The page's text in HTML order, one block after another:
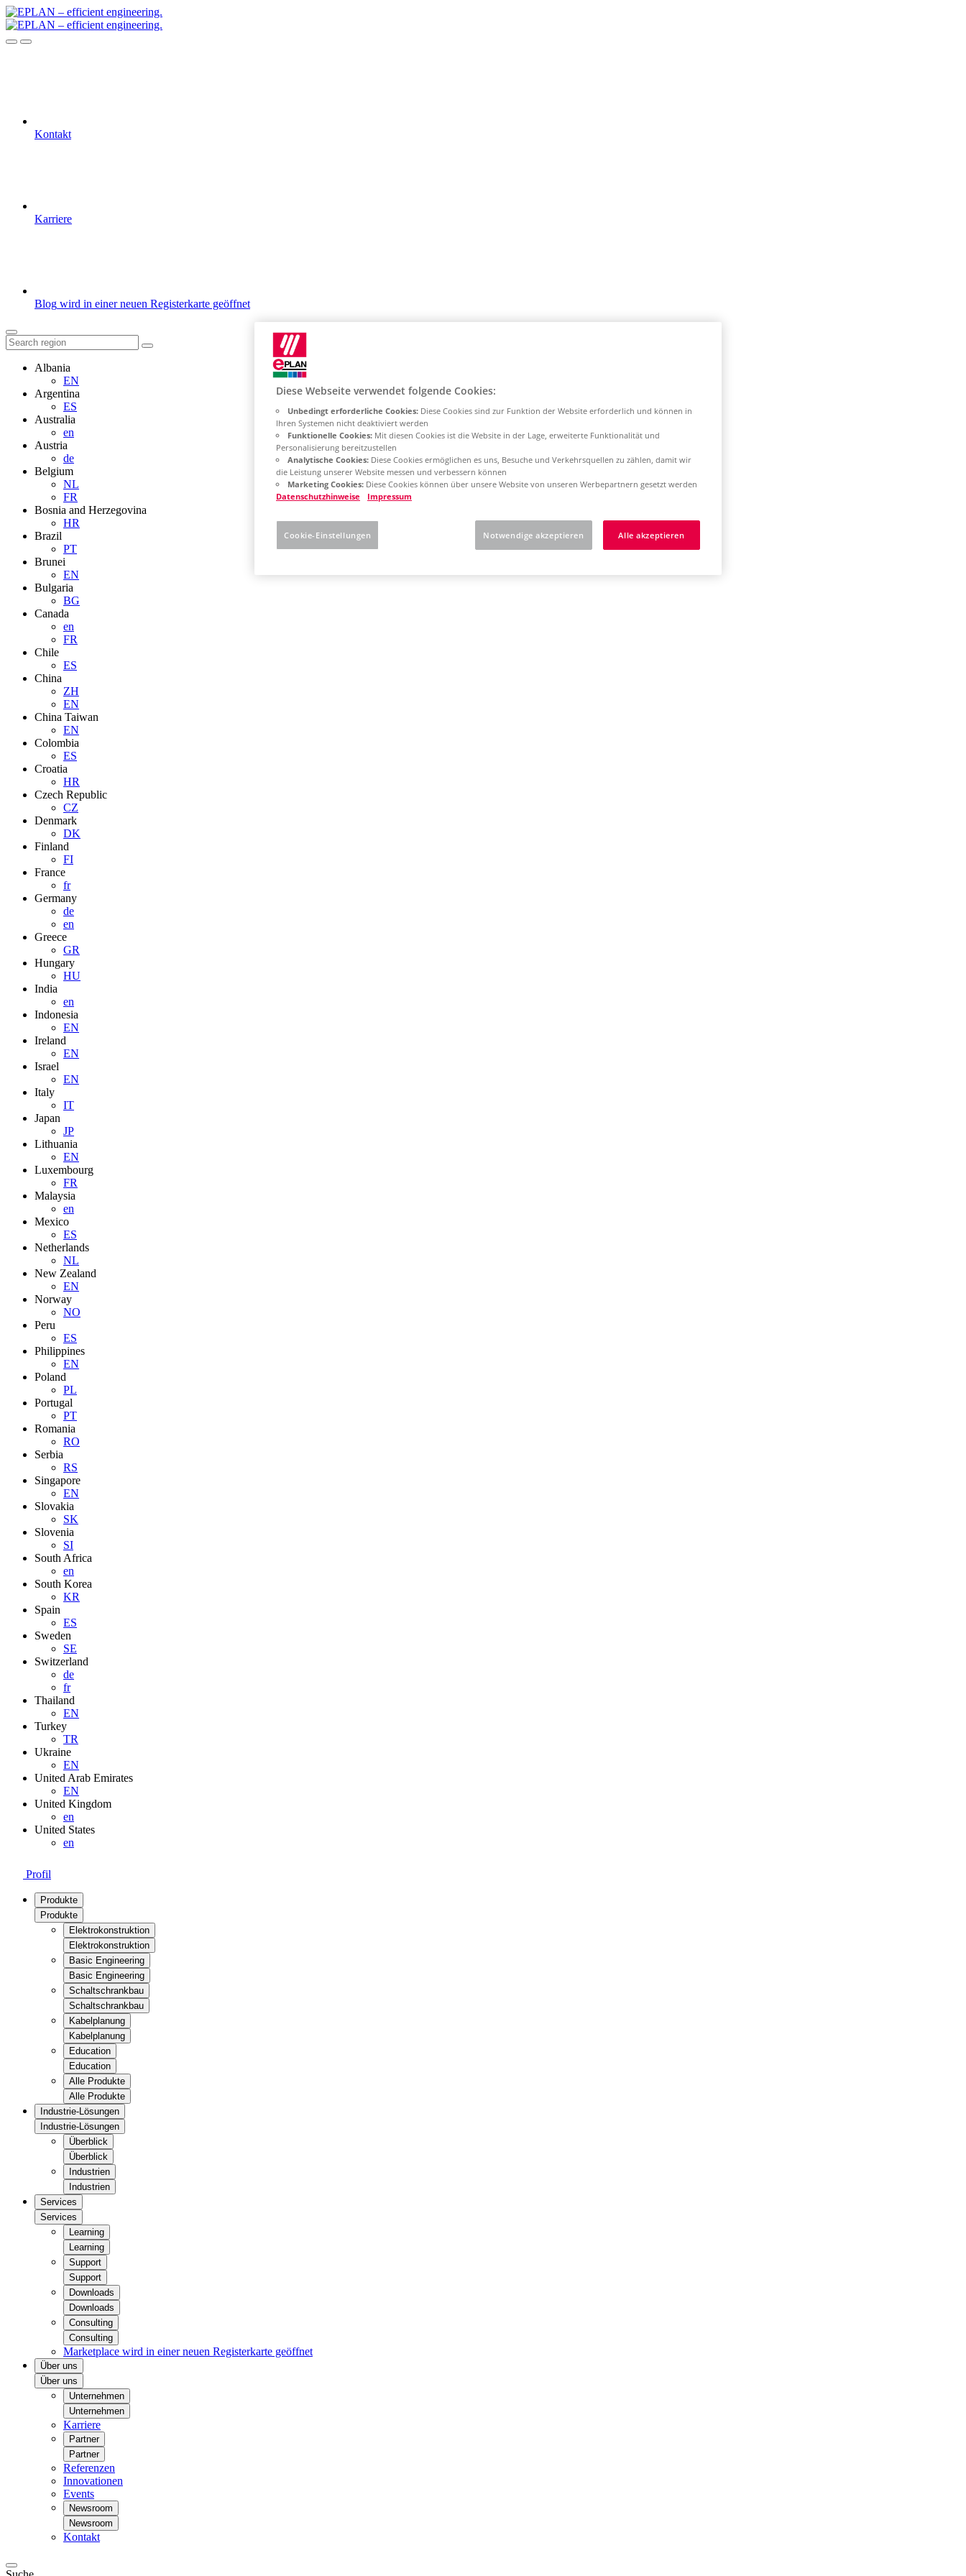
Kontakt
Karriere
Blog wird in einer neuen Registerkarte geöffnet
Albania
EN
Argentina
ES
Australia
en
Austria
de
Belgium
NL
FR
Bosnia and Herzegovina
HR
Brazil
PT
Brunei
EN
Bulgaria
BG
Canada
en
FR
Chile
ES
China
ZH
EN
China Taiwan
EN
Colombia
ES
Croatia
HR
Czech Republic
CZ
Denmark
DK
Finland
FI
France
fr
Germany
de
en
Greece
GR
Hungary
HU
India
en
Indonesia
EN
Ireland
EN
Israel
EN
Italy
IT
Japan
JP
Lithuania
EN
Luxembourg
FR
Malaysia
en
Mexico
ES
Netherlands
NL
New Zealand
EN
Norway
NO
Peru
ES
Philippines
EN
Poland
PL
Portugal
PT
Romania
RO
Serbia
RS
Singapore
EN
Slovakia
SK
Slovenia
SI
South Africa
en
South Korea
KR
Spain
ES
Sweden
SE
Switzerland
de
fr
Thailand
EN
Turkey
TR
Ukraine
EN
United Arab Emirates
EN
United Kingdom
en
United States
en
Profil
Produkte
Produkte
Elektrokonstruktion
Elektrokonstruktion
Basic Engineering
Basic Engineering
Schaltschrankbau
Schaltschrankbau
Kabelplanung
Kabelplanung
Education
Education
Alle Produkte
Alle Produkte
Industrie-Lösungen
Industrie-Lösungen
Überblick
Überblick
Industrien
Industrien
Services
Services
Learning
Learning
Support
Support
Downloads
Downloads
Consulting
Consulting
Marketplace wird in einer neuen Registerkarte geöffnet
Über uns
Über uns
Unternehmen
Unternehmen
Karriere
Partner
Partner
Referenzen
Innovationen
Events
Newsroom
Newsroom
Kontakt
Diese Webseite verwendet folgende Cookies:
Unbedingt erforderliche Cookies: Diese Cookies sind zur Funktion der Website erforderlich und können in
Ihren Systemen nicht deaktiviert werden
Funktionelle Cookies: Mit diesen Cookies ist die Website in der Lage, erweiterte Funktionalität und
Personalisierung bereitzustellen
Analytische Cookies: Diese Cookies ermöglichen es uns, Besuche und Verkehrsquellen zu zählen, damit wir
die Leistung unserer Website messen und verbessern können
Marketing Cookies: Diese Cookies können über unsere Website von unseren Werbepartnern gesetzt werden
Datenschutzhinweise
Impressum
Notwendige akzeptieren Alle akzeptieren
Cookie-Einstellungen